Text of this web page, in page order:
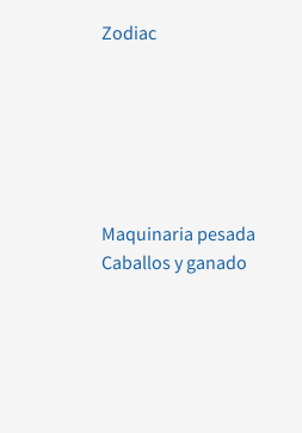
Zodiac
Maquinaria pesada
Caballos y ganado